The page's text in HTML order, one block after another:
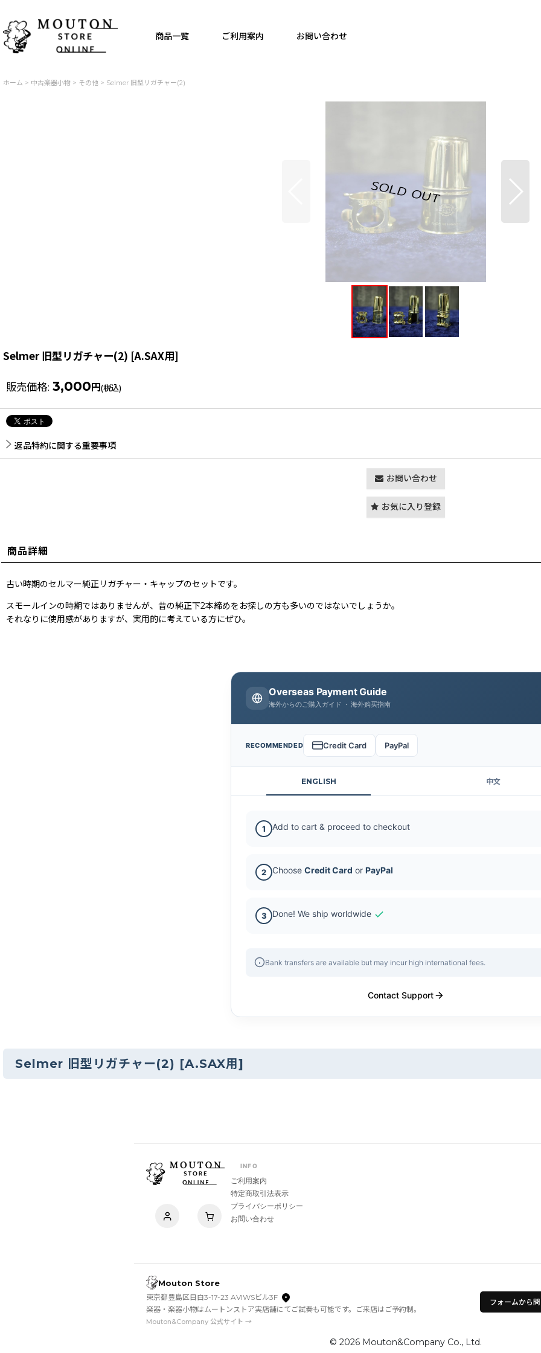
商品一覧 ご利用案内 お問い合わせ
ホーム > 中古楽器小物 > その他 > Selmer 旧型リガチャー(2)
Selmer 旧型リガチャー(2) [A.SAX用 ]
Selmer 旧型リガチャー(2) [A.SAX用]
販売価格: 3,000 円(税込)
返品特約に関する重要事項
お問い合わせ
お気に入り登録
商品詳細
古い時期のセルマー純正リガチャー・キャップのセットです。
スモールインの時期ではありませんが、昔の純正下2本締めをお探しの方も多いのではないでしょうか。
それなりに使用感がありますが、実用的に考えている方にぜひ。
Overseas Payment Guide
海外からのご購入ガイド · 海外购买指南
RECOMMENDED Credit Card PayPal
ENGLISH 中文
1 Add to cart & proceed to checkout
2 Choose Credit Card or PayPal
3 Done! We ship worldwide
Bank transfers are available but may incur high international fees.
Contact Support
INFO
ご利用案内
特定商取引法表示
プライバシーポリシー
お問い合わせ
Mouton Store
東京都豊島区目白3-17-23 AVIWSビル3F
楽器・楽器小物はムートンストア実店舗にてご試奏も可能です。ご来店はご予約制。
Mouton&Company 公式サイト →
フォームから
© 2026 Mouton&Company Co., Ltd.